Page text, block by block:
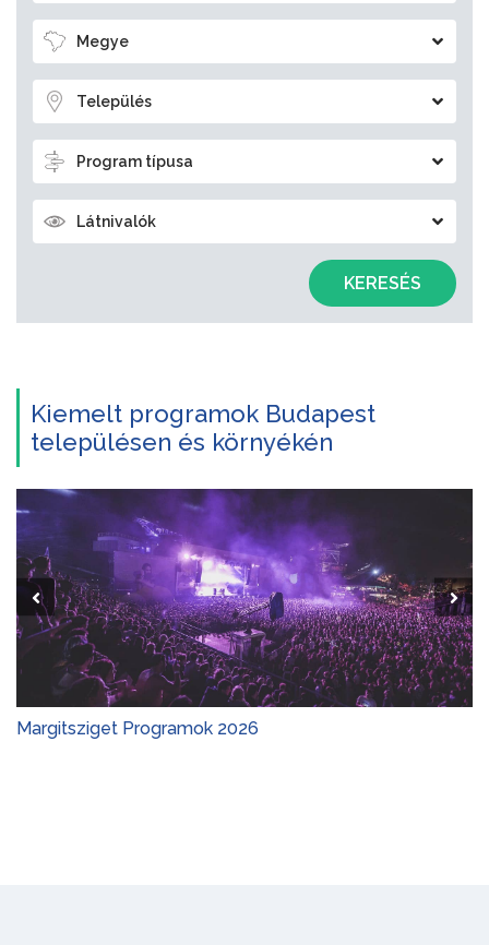
Megye
Település
Program típusa
Látnivalók
KERESÉS
Kiemelt programok Budapest
településen és környékén
Margitsziget Programok 2026